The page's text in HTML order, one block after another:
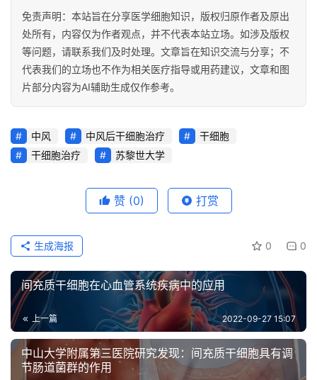
免责声明：本站旨在分享医学细胞知识，版权归原作者及原出
处所有，内容仅为作者观点，并不代表本站立场。如涉及版权
等问题，请联系我们及时处理。文章旨在知识交流与分享；不
代表我们的立场也不作为相关医疗指导或用药建议，文章和图
片部分内容为AI辅助生成仅作参考。
中风 中风后干细胞治疗
干细胞
干细胞治疗
苏黎世大学
赞 (0) 打赏
0 0
生成海报
间充质干细胞在心血管系统疾病中的应用
上一篇 2022-09-27 15:07
中山大学附属第三医院研究发现：间充质干细胞具有调
节肠道菌群的作用